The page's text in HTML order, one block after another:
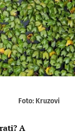
Foto: Kruzovi
A